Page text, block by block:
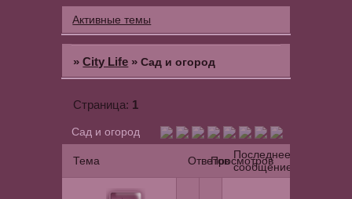
Активные темы
»City Life »Сад и огород
Сад и огород
Страница: 1
Тема ОтветовПросмотров
Последнее
сообщение